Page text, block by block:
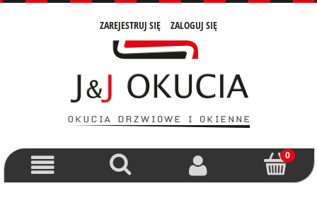
ZAREJESTRUJ SIĘ ZALOGUJ SIĘ